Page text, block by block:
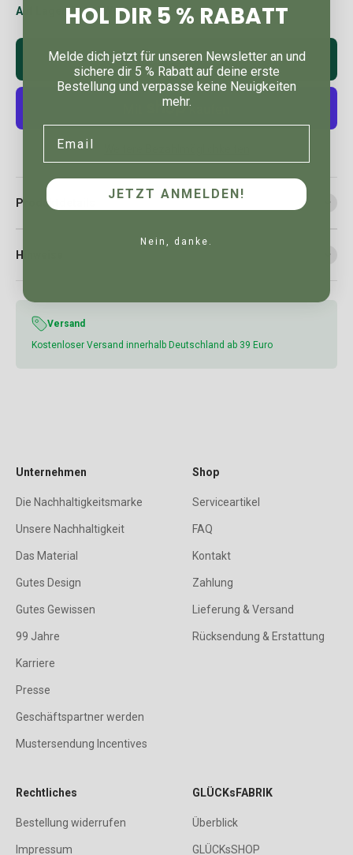
Auf Lager: In 2-4 Werktagen bei dir
In den Warenkorb
Produktdetails
Hinweise
Versand
Kostenloser Versand innerhalb Deutschland ab 39 Euro
Unternehmen
Die Nachhaltigkeitsmarke
Unsere Nachhaltigkeit
Das Material
Gutes Design
Gutes Gewissen
99 Jahre
Karriere
Presse
Geschäftspartner werden
Mustersendung Incentives
Shop
Serviceartikel
FAQ
Kontakt
Zahlung
Lieferung & Versand
Rücksendung & Erstattung
Rechtliches
Bestellung widerrufen
Impressum
GLÜCKsFABRIK
Überblick
GLÜCKsSHOP
HOL DIR 5 % RABATT
Melde dich jetzt für unseren Newsletter an und
sichere dir 5 % Rabatt auf deine erste
Bestellung und verpasse keine Neuigkeiten
mehr.
JETZT ANMELDEN!
Nein, danke.